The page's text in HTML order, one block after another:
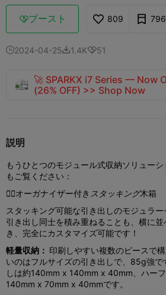
ブースト 809 796
2024-04-251.4K51
🚀 SPARKX i7 Series — Now
(26% OFF) >> Shop Now
説明
もうひとつのモジュール式収納ソリュー
もご覧ください：
オーガナイザー付き スタッキング木箱
スタッキング可能な引き出しのモジュラー
引き出し同士を積み重ねることも、横に
き、完全にカスタマイズ可能です！
軽量収納： 印刷しやすい複数のピースで
いのはフルサイズの引き出しで、85g強で
しは約140mm x 140mm x 40mm、ハー
140mm x 70mm x 40mmです。